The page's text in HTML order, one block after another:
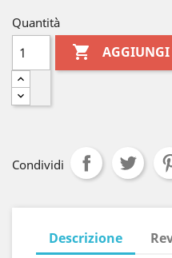
Quantità
 AGGIUNGI
Condividi
Descrizione